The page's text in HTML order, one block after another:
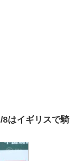
8はイギリスで騎